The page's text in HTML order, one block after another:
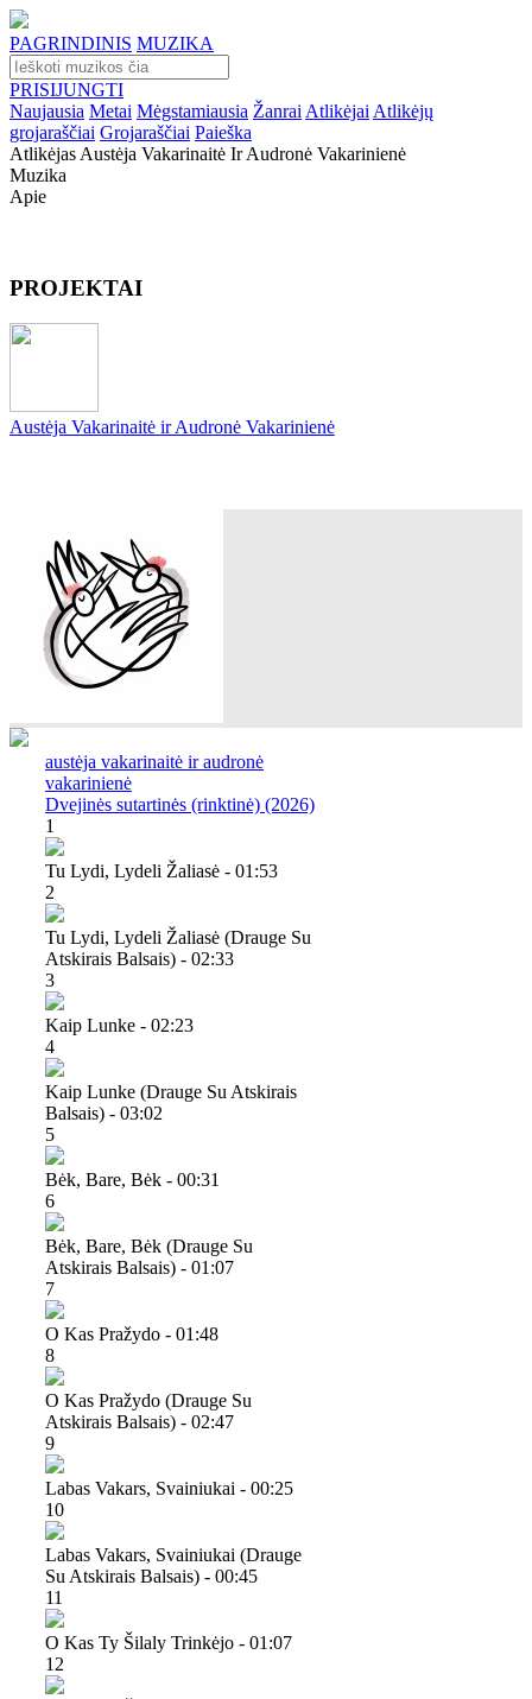
PAGRINDINIS MUZIKA
PRISIJUNGTI
Naujausia Metai Mėgstamiausia Žanrai Atlikėjai Atlikėjų
grojaraščiai Grojaraščiai Paieška
Atlikėjas Austėja Vakarinaitė Ir Audronė Vakarinienė
Muzika
Apie
PROJEKTAI
Austėja Vakarinaitė ir Audronė Vakarinienė
austėja vakarinaitė ir audronė
vakarinienė
Dvejinės sutartinės (rinktinė) (2026)
1
Tu Lydi, Lydeli Žaliasė - 01:53
2
Tu Lydi, Lydeli Žaliasė (drauge Su
Atskirais Balsais) - 02:33
3
Kaip Lunke - 02:23
4
Kaip Lunke (drauge Su Atskirais
Balsais) - 03:02
5
Bėk, Bare, Bėk - 00:31
6
Bėk, Bare, Bėk (drauge Su
Atskirais Balsais) - 01:07
7
O Kas Pražydo - 01:48
8
O Kas Pražydo (drauge Su
Atskirais Balsais) - 02:47
9
Labas Vakars, Svainiukai - 00:25
10
Labas Vakars, Svainiukai (drauge
Su Atskirais Balsais) - 00:45
11
O Kas Ty Šilaly Trinkėjo - 01:07
12